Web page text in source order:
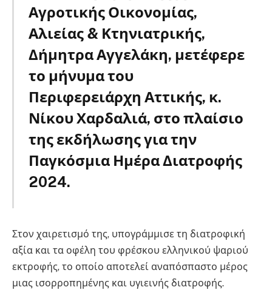
Αγροτικής Οικονομίας,
Αλιείας & Κτηνιατρικής,
Δήμητρα Αγγελάκη, μετέφερε
το μήνυμα του
Περιφερειάρχη Αττικής, κ.
Νίκου Χαρδαλιά, στο πλαίσιο
της εκδήλωσης για την
Παγκόσμια Ημέρα Διατροφής
2024.
Στον χαιρετισμό της, υπογράμμισε τη διατροφική
αξία και τα οφέλη του φρέσκου ελληνικού ψαριού
εκτροφής, το οποίο αποτελεί αναπόσπαστο μέρος
μιας ισορροπημένης και υγιεινής διατροφής.